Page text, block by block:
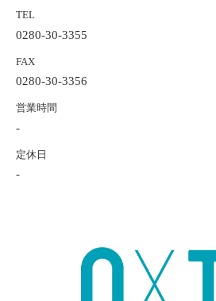
TEL
0280-30-3355
FAX
0280-30-3356
営業時間
-
定休日
-